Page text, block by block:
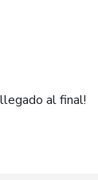
llegado al final!